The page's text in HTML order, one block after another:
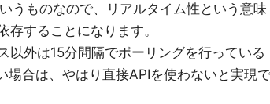
うものなので、リアルタイム性という意味
することになります。
外は15分間隔でポーリングを行っている
合は、やはり直接APIを使わないと実現で